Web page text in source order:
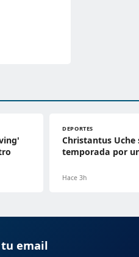
DEPORTES
Christantus
temporada por
Hace 3h
tu email